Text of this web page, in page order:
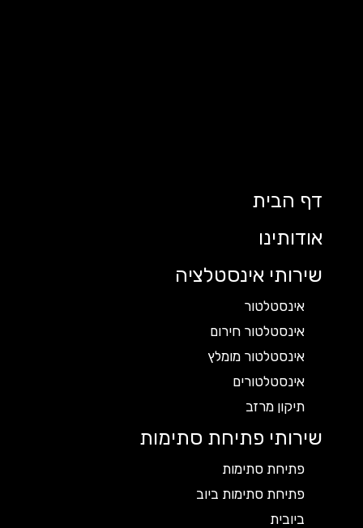
דף הבית
אודותינו
שירותי אינסטלציה
אינסטלטור
אינסטלטור חירום
אינסטלטור מומלץ
אינסטלטורים
תיקון מרזב
שירותי פתיחת סתימות
פתיחת סתימות
פתיחת סתימות ביוב
ביובית